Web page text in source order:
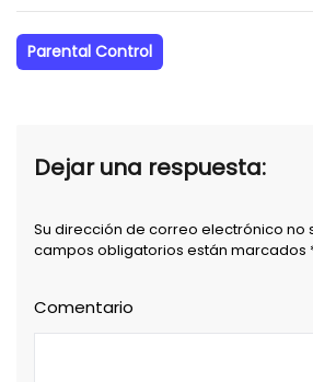
Parental Control
Dejar una respuesta:
Su dirección de correo electrónico no
campos obligatorios están marcados
Comentario